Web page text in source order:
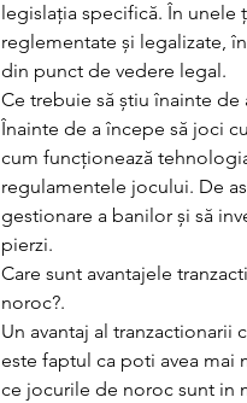
legislația specifică. În
reglementate și legalizate,
din punct de vedere legal.
Ce trebuie să știu înainte
Înainte de a începe să joci
cum funcționează
regulamentele jocului. De
gestionare a banilor și să
pierzi.
Care sunt avantajele
noroc?.
Un avantaj al
este faptul ca poti avea mai
ce jocurile de noroc sunt in